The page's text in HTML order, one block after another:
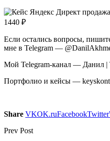
Если остались вопросы,
мне в Telegram —
Мой Telegram-канал — Данил |
Портфолио и кейсы —
Share VKOK.ruFacebookTwitter
Prev Post